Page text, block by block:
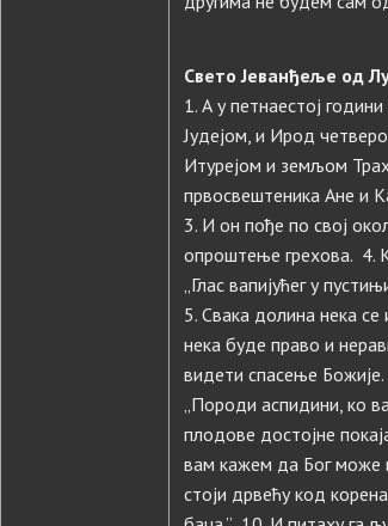
Свето Јеванђеље од
1. А у петнаестој
Јудејом, и Ирод
Итурејом и земљом
првосвештеника Ане и
3. И он пође по свој
опроштење грехова. 4.
„Глас вапијућег у
5. Свака долина нека се
нека буде право и
видети спасење
„Породи аспидини, ко
плодове достојне
вам кажем да Бог може
стоји дрвећу код